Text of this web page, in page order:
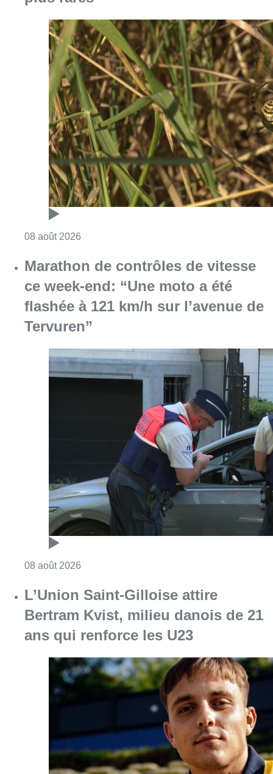
08 août 2026
Marathon de contrôles de vitesse
ce week-end: “Une moto a été
flashée à 121 km/h sur l’avenue de
Tervuren”
08 août 2026
L’Union Saint-Gilloise attire
Bertram Kvist, milieu danois de 21
ans qui renforce les U23